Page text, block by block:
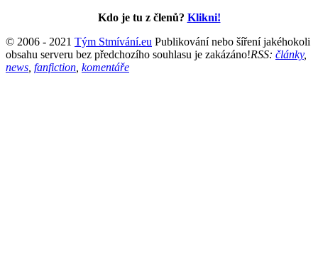
Kdo je tu z členů? Klikni!
© 2006 - 2021 Tým Stmívání.eu Publikování nebo šíření jakéhokoli
obsahu serveru bez předchozího souhlasu je zakázáno!RSS: články,
news fanfiction komentáře